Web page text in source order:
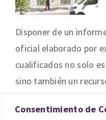
Consentimiento de
Disponer de un
oficial elaborado por
cualificados no solo
sino también un
análisis técnico